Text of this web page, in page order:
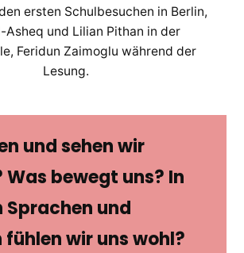
ersten Schulbesuchen in Berlin,
Asheq und Lilian Pithan in der
Feridun Zaimoglu während der
Lesung.
und sehen wir
bewegt uns? In
Sprachen und
fühlen wir uns wohl?